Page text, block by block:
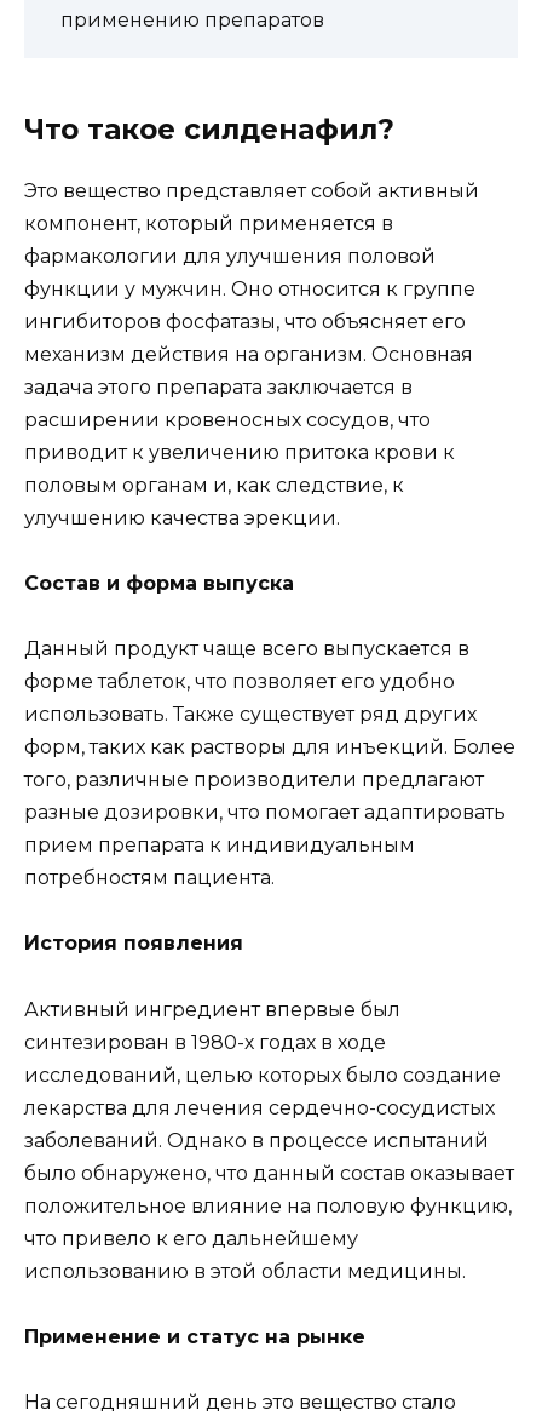
применению препаратов
Что такое силденафил?
Это вещество представляет собой активный
компонент, который применяется в
фармакологии для улучшения половой
функции у мужчин. Оно относится к группе
ингибиторов фосфатазы, что объясняет его
механизм действия на организм. Основная
задача этого препарата заключается в
расширении кровеносных сосудов, что
приводит к увеличению притока крови к
половым органам и, как следствие, к
улучшению качества эрекции.
Состав и форма выпуска
Данный продукт чаще всего выпускается в
форме таблеток, что позволяет его удобно
использовать. Также существует ряд других
форм, таких как растворы для инъекций. Более
того, различные производители предлагают
разные дозировки, что помогает адаптировать
прием препарата к индивидуальным
потребностям пациента.
История появления
Активный ингредиент впервые был
синтезирован в 1980-х годах в ходе
исследований, целью которых было создание
лекарства для лечения сердечно-сосудистых
заболеваний. Однако в процессе испытаний
было обнаружено, что данный состав оказывает
положительное влияние на половую функцию,
что привело к его дальнейшему
использованию в этой области медицины.
Применение и статус на рынке
На сегодняшний день это вещество стало